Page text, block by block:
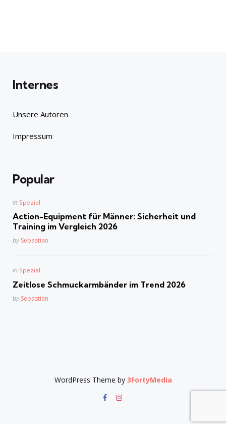
Internes
Unsere Autoren
Impressum
Popular
Posted
in Spezial
Action-Equipment für Männer: Sicherheit und
Training im Vergleich 2026
Posted
by Sebastian
Posted
in Spezial
Zeitlose Schmuckarmbänder im Trend 2026
Posted
by Sebastian
WordPress Theme by 3FortyMedia